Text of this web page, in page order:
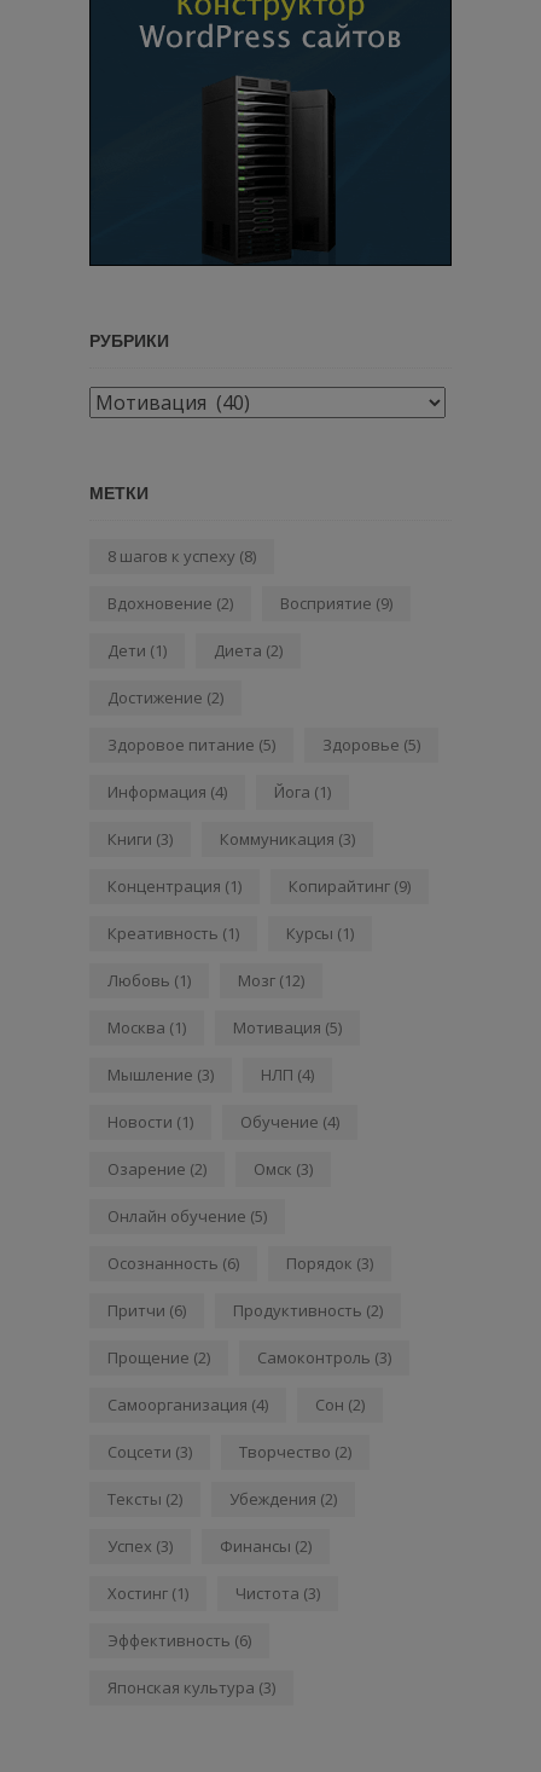
РУБРИКИ
Рубрики
МЕТКИ
8 шагов к успеху (8)
Вдохновение (2) Восприятие (9)
Дети (1) Диета (2)
Достижение (2)
Здоровое питание (5) Здоровье (5)
Информация (4) Йога (1)
Книги (3) Коммуникация (3)
Концентрация (1) Копирайтинг (9)
Креативность (1) Курсы (1)
Любовь (1) Мозг (12)
Москва (1) Мотивация (5)
Мышление (3) НЛП (4)
Новости (1) Обучение (4)
Озарение (2) Омск (3)
Онлайн обучение (5)
Осознанность (6) Порядок (3)
Притчи (6) Продуктивность (2)
Прощение (2) Самоконтроль (3)
Самоорганизация (4) Сон (2)
Соцсети (3) Творчество (2)
Тексты (2) Убеждения (2)
Успех (3) Финансы (2)
Хостинг (1) Чистота (3)
Эффективность (6)
Японская культура (3)